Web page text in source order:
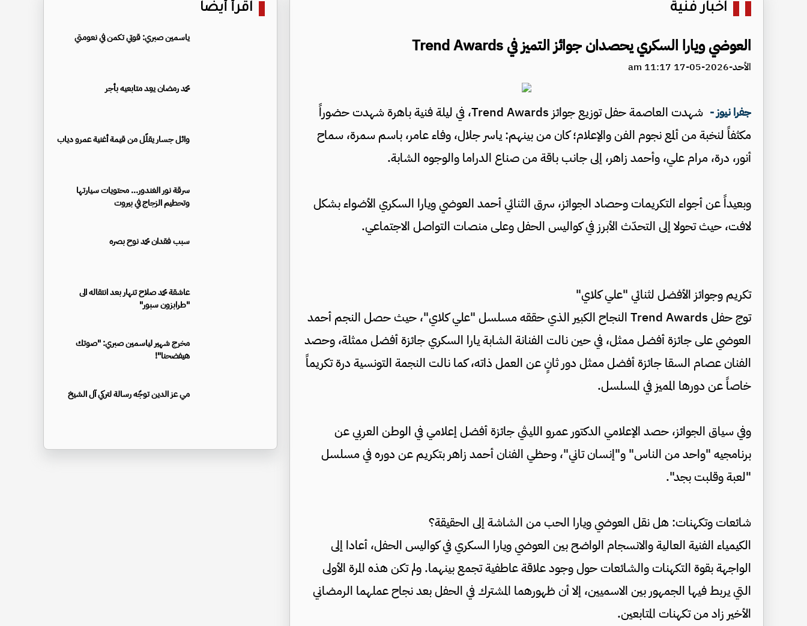
اخبار فنية
العوضي ويارا السكري يحصدان جوائز التميز في Trend Awards
الأحد-2026-05-17 11:17 am
جفرا نيوز -
شهدت العاصمة حفل توزيع جوائز Trend Awards، في ليلة فنية باهرة شهدت حضوراً
مكثفاً لنخبة من ألمع نجوم الفن والإعلام؛ كان من بينهم: ياسر جلال، وفاء عامر، باسم سمرة، سماح
أنور، درة، مرام علي، وأحمد زاهر، إلى جانب باقة من صناع الدراما والوجوه الشابة.
وبعيداً عن أجواء التكريمات وحصاد الجوائز، سرق الثنائي أحمد العوضي ويارا السكري الأضواء بشكل
لافت، حيث تحولا إلى التحدّث الأبرز في كواليس الحفل وعلى منصات التواصل الاجتماعي.
تكريم وجوائز الأفضل لثنائي "علي كلاي"
توج حفل Trend Awards النجاح الكبير الذي حققه مسلسل "علي كلاي"، حيث حصل النجم أحمد
العوضي على جائزة أفضل ممثل، في حين نالت الفنانة الشابة يارا السكري جائزة أفضل ممثلة، وحصد
الفنان عصام السقا جائزة أفضل ممثل دور ثانٍ عن العمل ذاته، كما نالت النجمة التونسية درة تكريماً
خاصاً عن دورها المميز في المسلسل.
وفي سياق الجوائز، حصد الإعلامي الدكتور عمرو الليثي جائزة أفضل إعلامي في الوطن العربي عن
برنامجيه "واحد من الناس" و"إنسان تاني"، وحظي الفنان أحمد زاهر بتكريم عن دوره في مسلسل
"لعبة وقلبت بجد".
شائعات وتكهنات: هل نقل العوضي ويارا الحب من الشاشة إلى الحقيقة؟
الكيمياء الفنية العالية والانسجام الواضح بين العوضي ويارا السكري في كواليس الحفل، أعادا إلى
الواجهة بقوة التكهنات والشائعات حول وجود علاقة عاطفية تجمع بينهما. ولم تكن هذه المرة الأولى
التي يربط فيها الجمهور بين الاسميين، إلا أن ظهورهما المشترك في الحفل بعد نجاح عملهما الرمضاني
الأخير زاد من تكهنات المتابعين.
اقرأ أيضا
ياسمين صبري: قوتي تكمن في نعومتي
محمد رمضان يعِد متابعيه بأجر
وائل جسار يقلّل من قيمة أغنية عمرو دياب
سرقة نور الغندور... محتويات سيارتها
وتحطيم الزجاج في بيروت
سبب فقدان محمد نوح بصره
عاشقة محمد صلاح تنهار بعد انتقاله الى
"طرابزون سبور"
مخرج شهير لياسمين صبري: "صوتك
هيفضحنا"!
مي عز الدين توجّه رسالة لتركي آل الشيخ